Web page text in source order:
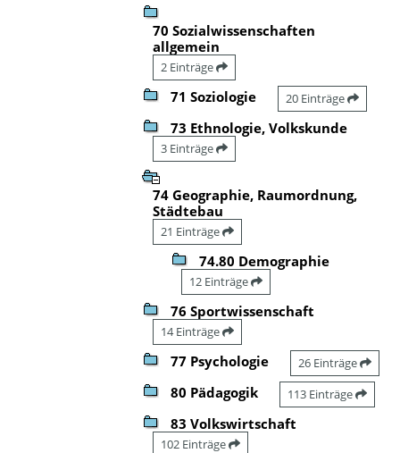
70 Sozialwissenschaften
allgemein
2 Einträge
71 Soziologie 20 Einträge
73 Ethnologie, Volkskunde
3 Einträge
74 Geographie, Raumordnung,
Städtebau
21 Einträge
74.80 Demographie
12 Einträge
76 Sportwissenschaft
14 Einträge
77 Psychologie 26 Einträge
80 Pädagogik 113 Einträge
83 Volkswirtschaft
102 Einträge